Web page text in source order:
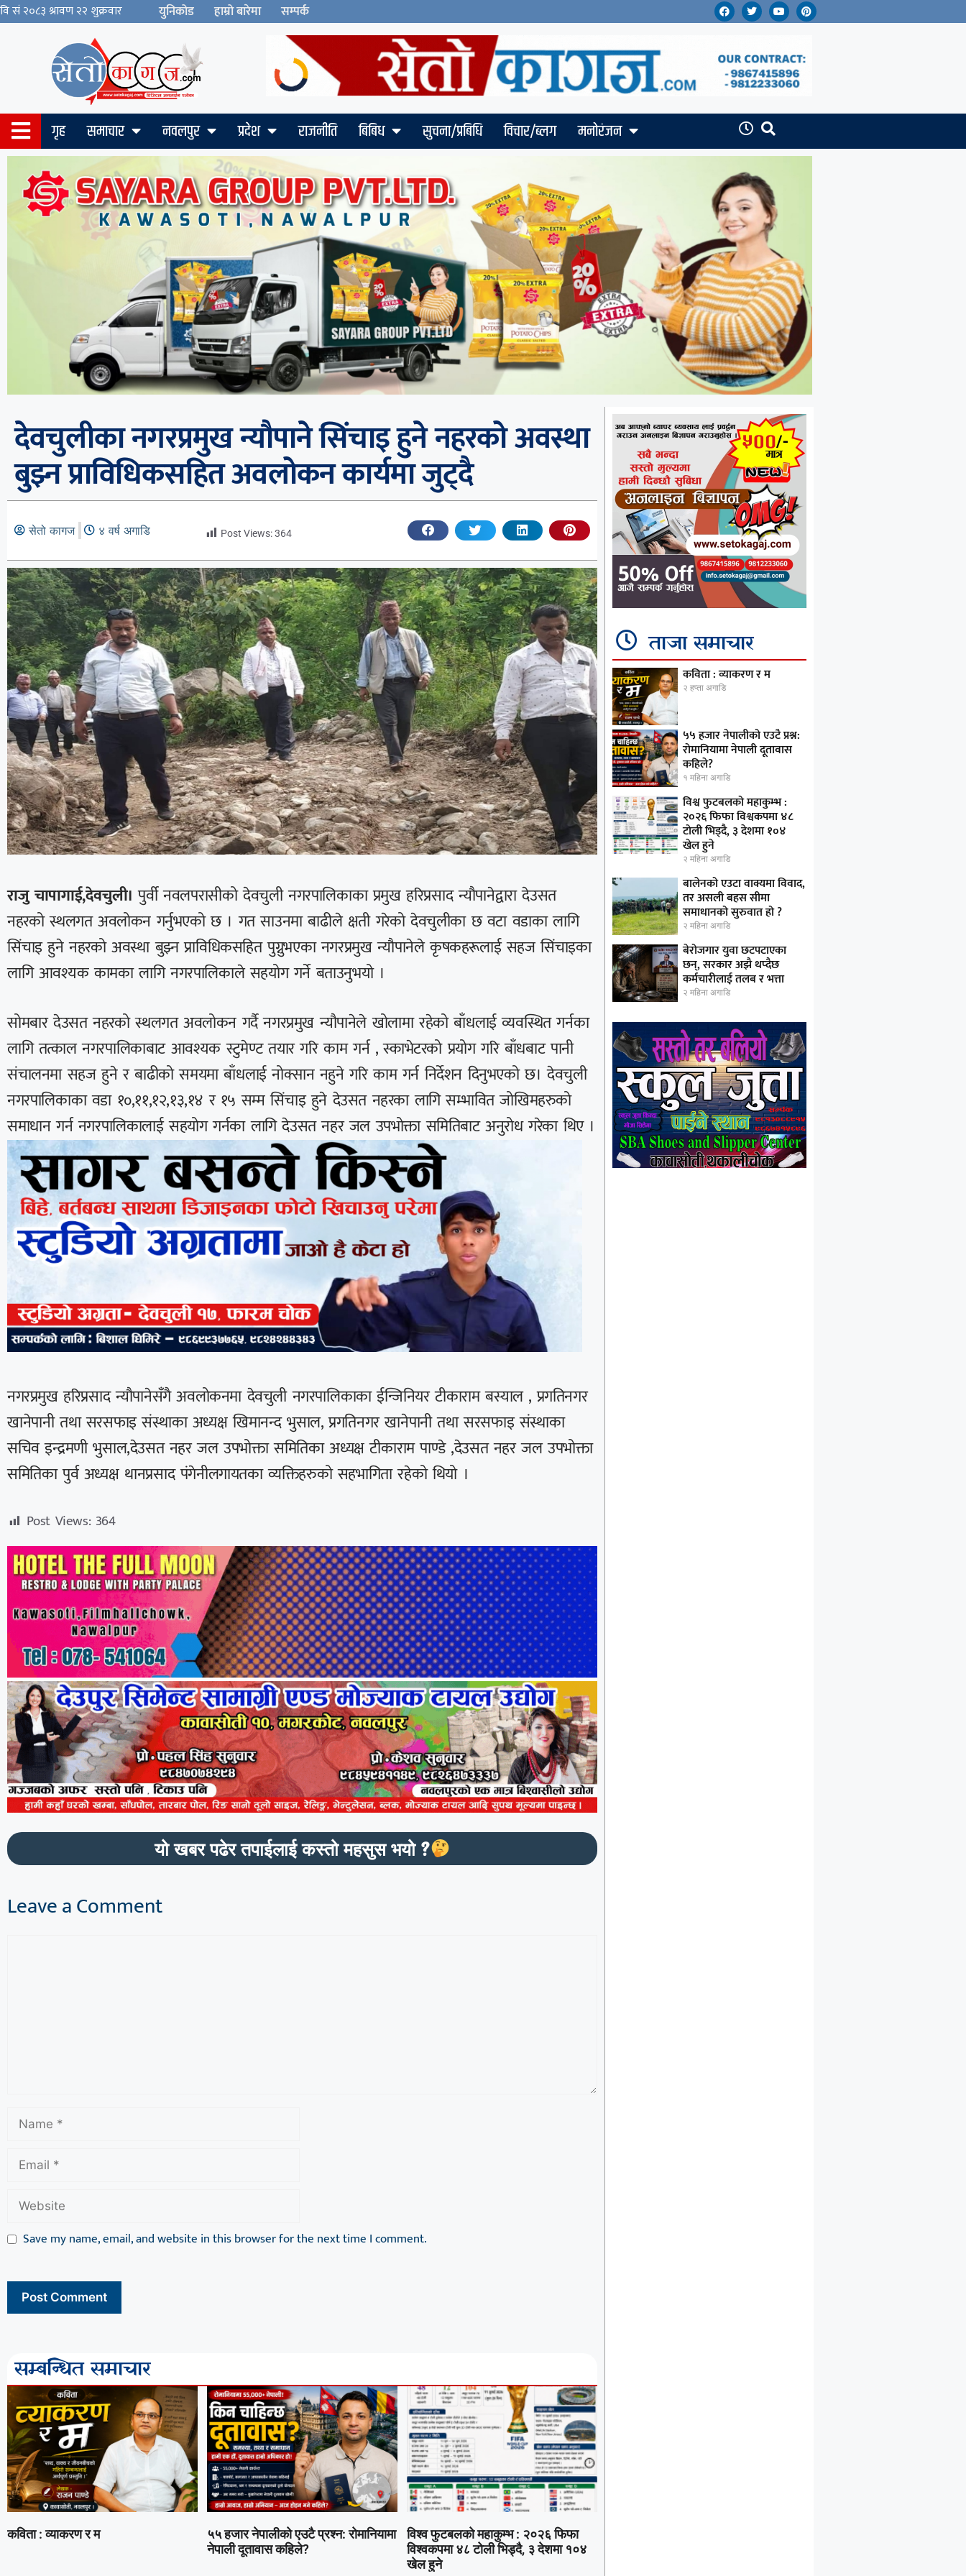
युनिकोड हाम्रो बारेमा सम्पर्क
गृह समाचार नवलपुर प्रदेश राजनीति बिबिध सुचना/प्रबिधि विचार/ब्लग मनोरंजन
देवचुलीका नगरप्रमुख न्यौपाने सिंचाइ हुने नहरको अवस्था
बुझ्न प्राविधिकसहित अवलोकन कार्यमा जुट्दै
सेतो कागज ४ वर्ष अगाडि Post Views:364
राजु चापागाई,देवचुली। पुर्वी नवलपरासीको देवचुली नगरपालिकाका प्रमुख हरिप्रसाद न्यौपानेद्वारा देउसत
नहरको स्थलगत अवलोकन गर्नुभएको छ । गत साउनमा बाढीले क्षती गरेको देवचुलीका छ वटा वडाका लागि
सिंचाइ हुने नहरको अवस्था बुझ्न प्राविधिकसहित पुग्नुभएका नगरप्रमुख न्यौपानेले कृषकहरूलाई सहज सिंचाइका
लागि आवश्यक कामका लागि नगरपालिकाले सहयोग गर्ने बताउनुभयो ।
सोमबार देउसत नहरको स्थलगत अवलोकन गर्दै नगरप्रमुख न्यौपानेले खोलामा रहेको बाँधलाई व्यवस्थित गर्नका
लागि तत्काल नगरपालिकाबाट आवश्यक स्टुमेण्ट तयार गरि काम गर्न , स्काभेटरको प्रयोग गरि बाँधबाट पानी
संचालनमा सहज हुने र बाढीको समयमा बाँधलाई नोक्सान नहुने गरि काम गर्न निर्देशन दिनुभएको छ। देवचुली
नगरपालिकाका वडा १०,११,१२,१३,१४ र १५ सम्म सिंचाइ हुने देउसत नहरका लागि सम्भावित जोखिमहरुको
समाधान गर्न नगरपालिकालाई सहयोग गर्नका लागि देउसत नहर जल उपभोक्ता समितिबाट अनुरोध गरेका थिए ।
नगरप्रमुख हरिप्रसाद न्यौपानेसँगै अवलोकनमा देवचुली नगरपालिकाका ईन्जिनियर टीकाराम बस्याल , प्रगतिनगर
खानेपानी तथा सरसफाइ संस्थाका अध्यक्ष खिमानन्द भुसाल, प्रगतिनगर खानेपानी तथा सरसफाइ संस्थाका
सचिव इन्द्रमणी भुसाल,देउसत नहर जल उपभोक्ता समितिका अध्यक्ष टीकाराम पाण्डे ,देउसत नहर जल उपभोक्ता
समितिका पुर्व अध्यक्ष थानप्रसाद पंगेनीलगायतका व्यक्तिहरुको सहभागिता रहेको थियो ।
Post Views: 364
यो खबर पढेर तपाईलाई कस्तो महसुस भयो ?
Leave a Comment
Save my name, email, and website in this browser for the next time I comment.
सम्बन्धित समाचार
कविता : व्याकरण र म
५५ हजार नेपालीको एउटै प्रश्न: रोमानियामा
नेपाली दूतावास कहिले?
विश्व फुटबलको महाकुम्भ : २०२६ फिफा
विश्वकपमा ४८ टोली भिड्दै, ३ देशमा १०४
खेल हुने
ताजा समाचार
कविता : व्याकरण र म
२ हप्ता अगाडि
५५ हजार नेपालीको एउटै प्रश्न:
रोमानियामा नेपाली दूतावास
कहिले?
१ महिना अगाडि
विश्व फुटबलको महाकुम्भ :
२०२६ फिफा विश्वकपमा ४८
टोली भिड्दै, ३ देशमा १०४
खेल हुने
२ महिना अगाडि
बालेनको एउटा वाक्यमा विवाद,
तर असली बहस सीमा
समाधानको सुरुवात हो ?
२ महिना अगाडि
बेरोजगार युवा छटपटाएका
छन्, सरकार अझै थप्दैछ
कर्मचारीलाई तलब र भत्ता
२ महिना अगाडि